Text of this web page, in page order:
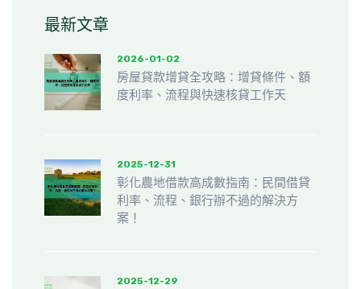
最新文章
2026-01-02
房屋貸款增貸全攻略：增貸條件、額
度利率、流程與快速核貸工作天
2025-12-31
彰化農地借款高成數指南：民間借貸
利率、流程、銀行辦不過的解決方
案！
2025-12-29